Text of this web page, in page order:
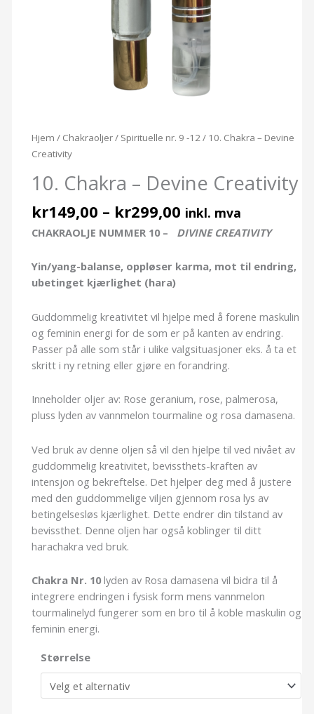
Hjem / Chakraoljer/ Spirituelle nr. 9 -12/ 10. Chakra – Devine
Creativity
10. Chakra – Devine Creativity
kr149,00 – kr299,00 inkl. mva
CHAKRAOLJE NUMMER 10 – DIVINE CREATIVITY
Yin/yang-balanse, oppløser karma, mot til endring,
ubetinget kjærlighet (hara)
Guddommelig kreativitet vil hjelpe med å forene maskulin
og feminin energi for de som er på kanten av endring.
Passer på alle som står i ulike valgsituasjoner eks. å ta et
skritt i ny retning eller gjøre en forandring.
Inneholder oljer av: Rose geranium, rose, palmerosa,
pluss lyden av vannmelon tourmaline og rosa damasena.
Ved bruk av denne oljen så vil den hjelpe til ved nivået av
guddommelig kreativitet, bevissthets-kraften av
intensjon og bekreftelse. Det hjelper deg med å justere
med den guddommelige viljen gjennom rosa lys av
betingelsesløs kjærlighet. Dette endrer din tilstand av
bevissthet. Denne oljen har også koblinger til ditt
harachakra ved bruk.
Chakra Nr. 10lyden av Rosa damasena vil bidra til å
integrere endringen i fysisk form mens vannmelon
tourmalinelyd fungerer som en bro til å koble maskulin og
feminin energi.
Størrelse